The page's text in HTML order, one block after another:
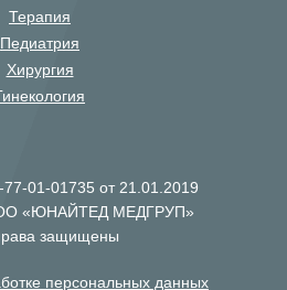
Терапия
Педиатрия
Хирургия
01-01735 от 21.01.2019
«ЮНАЙТЕД МЕДГРУП»
защищены
персональных данных